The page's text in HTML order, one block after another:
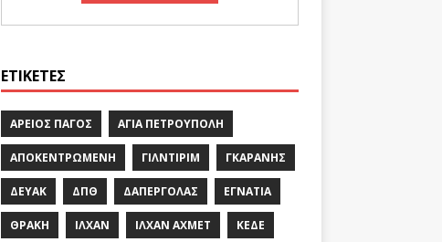
ΕΤΙΚΈΤΕΣ
ΆΡΕΙΟΣ ΠΆΓΟΣ ΑΓΊΑ ΠΕΤΡΟΎΠΟΛΗ
ΑΠΟΚΕΝΤΡΩΜΈΝΗ ΓΙΛΝΤΙΡΊΜ ΓΚΑΡΆΝΗΣ
ΔΕΥΑΚ ΔΠΘ ΔΑΠΈΡΓΟΛΑΣ ΕΓΝΑΤΊΑ
ΘΡΆΚΗ ΙΛΧΆΝ ΙΛΧΆΝ ΑΧΜΈΤ ΚΕΔΕ